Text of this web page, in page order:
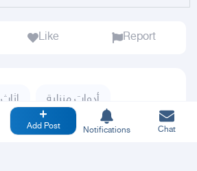
Like Report
اثاث أدوات منزلية
Add Post Notifications Chat